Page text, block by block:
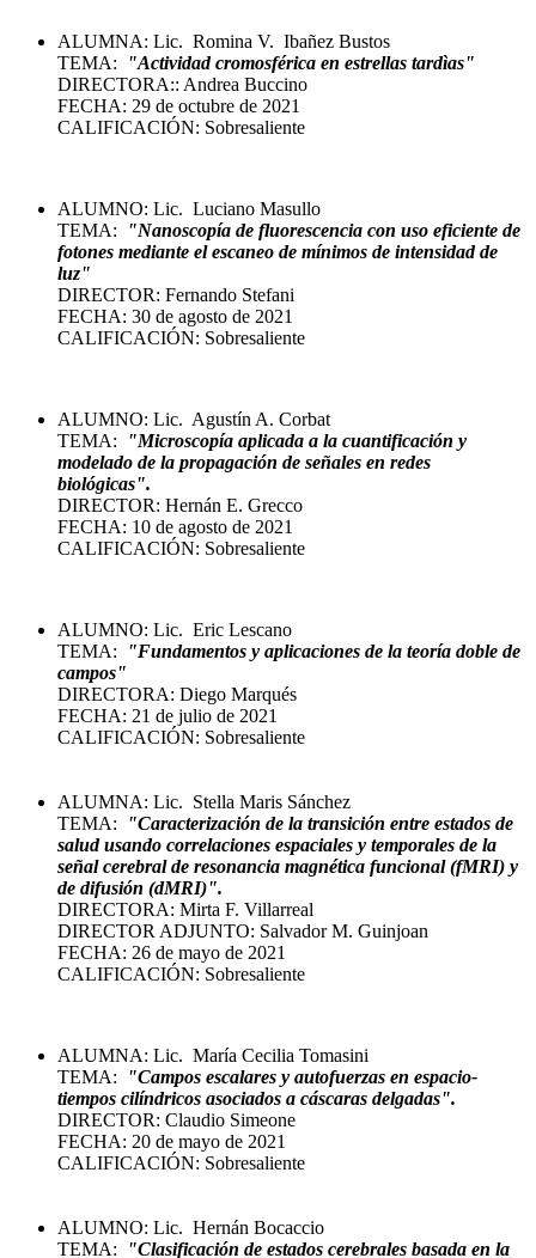
ALUMNA: Lic. Romina V. Ibañez Bustos
TEMA:
"Actividad cromosférica en estrellas tardìas"
DIRECTORA:: Andrea Buccino
FECHA: 29 de octubre de 2021
CALIFICACIÓN: Sobresaliente
ALUMNO: Lic. Luciano Masullo
TEMA:
"Nanoscopía de fluorescencia con uso eficiente de
fotones mediante el escaneo de mínimos de intensidad de
luz"
DIRECTOR: Fernando Stefani
FECHA: 30 de agosto de 2021
CALIFICACIÓN: Sobresaliente
ALUMNO: Lic. Agustín A. Corbat
TEMA:
"Microscopía aplicada a la cuantificación y
modelado de la propagación de señales en redes
biológicas".
DIRECTOR: Hernán E. Grecco
FECHA: 10 de agosto de 2021
CALIFICACIÓN: Sobresaliente
ALUMNO: Lic. Eric Lescano
TEMA:
"Fundamentos y aplicaciones de la teoría doble de
campos"
DIRECTORA: Diego Marqués
FECHA: 21 de julio de 2021
CALIFICACIÓN: Sobresaliente
ALUMNA: Lic. Stella Maris Sánchez
TEMA:
"Caracterización de la transición entre estados de
salud usando correlaciones espaciales y temporales de la
señal cerebral de resonancia magnética funcional (fMRI) y
de difusión (dMRI)".
DIRECTORA: Mirta F. Villarreal
DIRECTOR ADJUNTO: Salvador M. Guinjoan
FECHA: 26 de mayo de 2021
CALIFICACIÓN: Sobresaliente
ALUMNA: Lic. María Cecilia Tomasini
TEMA:
"Campos escalares y autofuerzas en espacio-
tiempos cilíndricos asociados a cáscaras delgadas".
DIRECTOR: Claudio Simeone
FECHA: 20 de mayo de 2021
CALIFICACIÓN: Sobresaliente
ALUMNO: Lic. Hernán Bocaccio
TEMA:
"Clasificación de estados cerebrales basada en la